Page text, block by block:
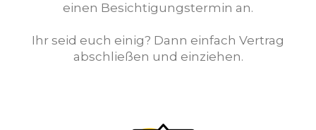
einen Besichtigungstermin an.
Ihr seid euch einig? Dann einfach Vertrag
abschließen und einziehen.